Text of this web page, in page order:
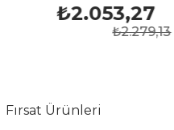
₺2.053,27
₺2.279,13
Fırsat Ürünleri